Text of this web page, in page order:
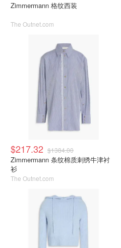
Zimmermann 格纹西装
The Outnet.com
$217.32 $1384.00
Zimmermann 条纹棉质刺绣牛津衬
衫
The Outnet.com